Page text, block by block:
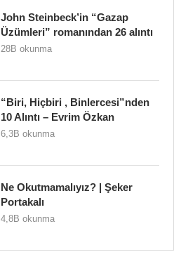
John Steinbeck’in “Gazap
Üzümleri” romanından 26 alıntı
28B okunma
“Biri, Hiçbiri , Binlercesi”nden
10 Alıntı – Evrim Özkan
6,3B okunma
Ne Okutmamalıyız? | Şeker
Portakalı
4,8B okunma